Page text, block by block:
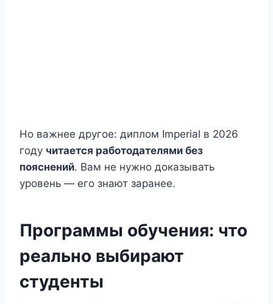
Но важнее другое: диплом Imperial в 2026
году читается работодателями без
пояснений. Вам не нужно доказывать
уровень — его знают заранее.
Программы обучения: что
реально выбирают
студенты